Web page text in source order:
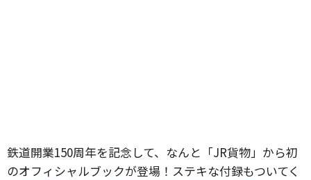
鉄道開業150周年を記念して、なんと「JR貨物」から初
のオフィシャルブックが登場！ステキな付録もついてく